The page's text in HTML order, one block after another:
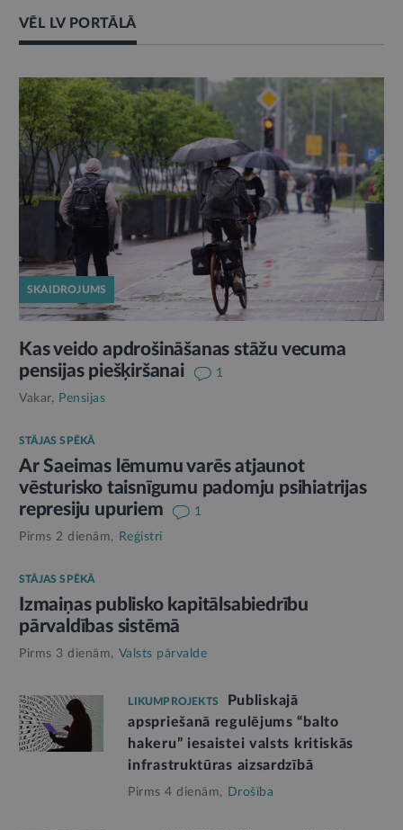
VĒL LV PORTĀLĀ
SKAIDROJUMS
Kas veido apdrošināšanas stāžu vecuma
pensijas piešķiršanai
1
Vakar, Pensijas
STĀJAS SPĒKĀ
Ar Saeimas lēmumu varēs atjaunot
vēsturisko taisnīgumu padomju psihiatrijas
represiju upuriem
1
Pirms 2 dienām, Reģistri
STĀJAS SPĒKĀ
Izmaiņas publisko kapitālsabiedrību
pārvaldības sistēmā
Pirms 3 dienām, Valsts pārvalde
LIKUMPROJEKTS
Publiskajā
apspriešanā regulējums “balto
hakeru” iesaistei valsts kritiskās
infrastruktūras aizsardzībā
Pirms 4 dienām, Drošība